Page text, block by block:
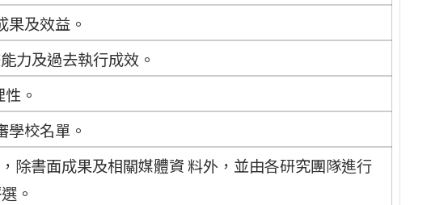
果及效益。
力及過去執行成效。
。
學校名單。
除書面成果及相關媒體資 料外，並由各研究團隊進行
。